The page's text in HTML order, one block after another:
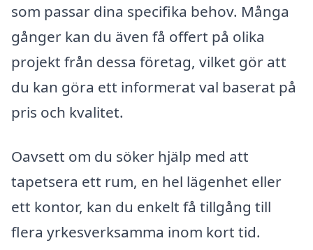
som passar dina specifika behov. Många
gånger kan du även få offert på olika
projekt från dessa företag, vilket gör att
du kan göra ett informerat val baserat på
pris och kvalitet.
Oavsett om du söker hjälp med att
tapetsera ett rum, en hel lägenhet eller
ett kontor, kan du enkelt få tillgång till
flera yrkesverksamma inom kort tid.